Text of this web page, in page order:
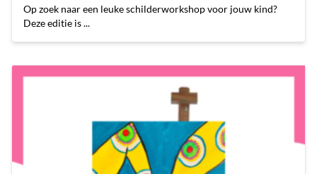
Op zoek naar een leuke schilderworkshop voor jouw kind?
Deze editie is ...